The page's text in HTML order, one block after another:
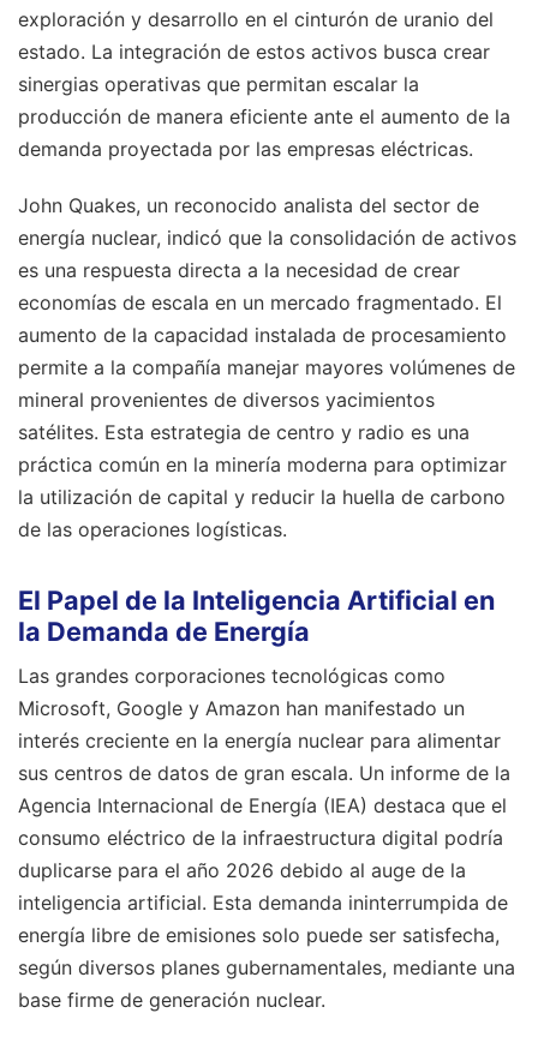
exploración y desarrollo en el cinturón de uranio del
estado. La integración de estos activos busca crear
sinergias operativas que permitan escalar la
producción de manera eficiente ante el aumento de la
demanda proyectada por las empresas eléctricas.
John Quakes, un reconocido analista del sector de
energía nuclear, indicó que la consolidación de activos
es una respuesta directa a la necesidad de crear
economías de escala en un mercado fragmentado. El
aumento de la capacidad instalada de procesamiento
permite a la compañía manejar mayores volúmenes de
mineral provenientes de diversos yacimientos
satélites. Esta estrategia de centro y radio es una
práctica común en la minería moderna para optimizar
la utilización de capital y reducir la huella de carbono
de las operaciones logísticas.
El Papel de la Inteligencia Artificial en
la Demanda de Energía
Las grandes corporaciones tecnológicas como
Microsoft, Google y Amazon han manifestado un
interés creciente en la energía nuclear para alimentar
sus centros de datos de gran escala. Un informe de la
Agencia Internacional de Energía (IEA) destaca que el
consumo eléctrico de la infraestructura digital podría
duplicarse para el año 2026 debido al auge de la
inteligencia artificial. Esta demanda ininterrumpida de
energía libre de emisiones solo puede ser satisfecha,
según diversos planes gubernamentales, mediante una
base firme de generación nuclear.